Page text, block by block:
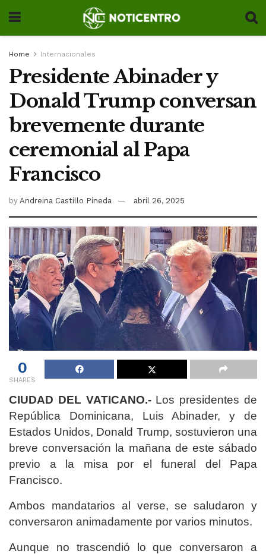
Home Internacionales
Presidente Abinader y
Donald Trump conversan
brevemente durante
ceremonial al Papa
Francisco
by Andreina Castillo Pineda abril 26, 2025
0
SHARES
CIUDAD DEL VATICANO.-Los presidentes de
República Dominicana, Luis Abinader, y de
Estados Unidos, Donald Trump, sostuvieron una
breve conversación la mañana de este sábado
previo a la misa por el funeral del Papa
Francisco.
Ambos mandatarios al verse, se saludaron y
conversaron animadamente por varios minutos.
Aunque no trascendió lo que conversaron a